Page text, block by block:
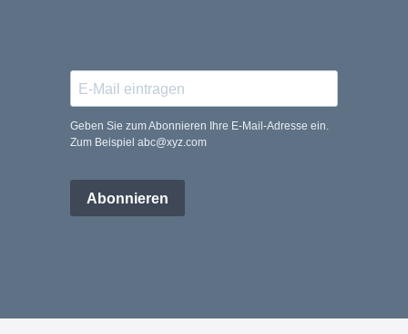
Geben Sie zum Abonnieren Ihre E-Mail-Adresse ein.
Zum Beispiel abc@xyz.com
Abonnieren